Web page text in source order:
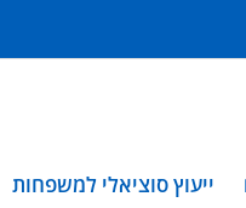
ייעוץ סוציאלי למשפחות